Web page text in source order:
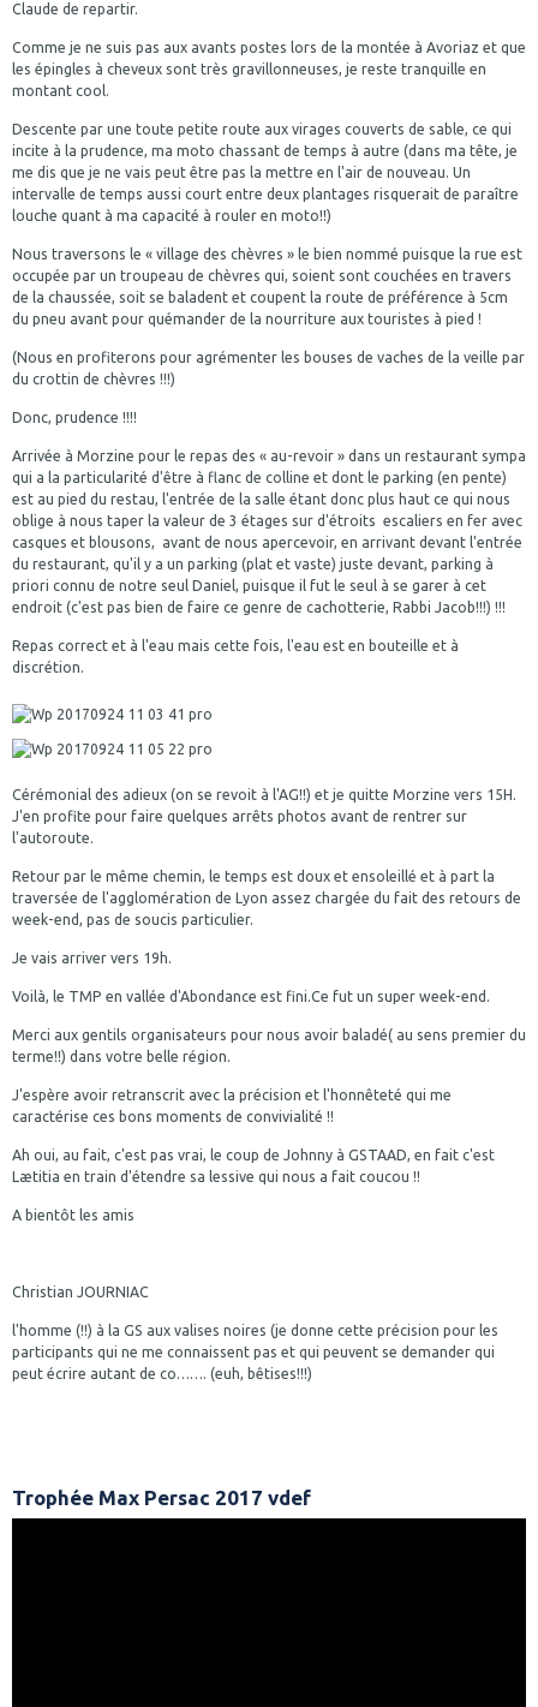
Claude de repartir.
Comme je ne suis pas aux avants postes lors de la montée à Avoriaz et que
les épingles à cheveux sont très gravillonneuses, je reste tranquille en
montant cool.
Descente par une toute petite route aux virages couverts de sable, ce qui
incite à la prudence, ma moto chassant de temps à autre (dans ma tête, je
me dis que je ne vais peut être pas la mettre en l'air de nouveau. Un
intervalle de temps aussi court entre deux plantages risquerait de paraître
louche quant à ma capacité à rouler en moto!!)
Nous traversons le « village des chèvres » le bien nommé puisque la rue est
occupée par un troupeau de chèvres qui, soient sont couchées en travers
de la chaussée, soit se baladent et coupent la route de préférence à 5cm
du pneu avant pour quémander de la nourriture aux touristes à pied !
(Nous en profiterons pour agrémenter les bouses de vaches de la veille par
du crottin de chèvres !!!)
Donc, prudence !!!!
Arrivée à Morzine pour le repas des « au-revoir » dans un restaurant sympa
qui a la particularité d'être à flanc de colline et dont le parking (en pente)
est au pied du restau, l'entrée de la salle étant donc plus haut ce qui nous
oblige à nous taper la valeur de 3 étages sur d'étroits escaliers en fer avec
casques et blousons, avant de nous apercevoir, en arrivant devant l'entrée
du restaurant, qu'il y a un parking (plat et vaste) juste devant, parking à
priori connu de notre seul Daniel, puisque il fut le seul à se garer à cet
endroit (c'est pas bien de faire ce genre de cachotterie, Rabbi Jacob!!!) !!!
Repas correct et à l'eau mais cette fois, l'eau est en bouteille et à
discrétion.
Cérémonial des adieux (on se revoit à l'AG!!) et je quitte Morzine vers 15H.
J'en profite pour faire quelques arrêts photos avant de rentrer sur
l'autoroute.
Retour par le même chemin, le temps est doux et ensoleillé et à part la
traversée de l'agglomération de Lyon assez chargée du fait des retours de
week-end, pas de soucis particulier.
Je vais arriver vers 19h.
Voilà, le TMP en vallée d'Abondance est fini.Ce fut un super week-end.
Merci aux gentils organisateurs pour nous avoir baladé( au sens premier du
terme!!) dans votre belle région.
J'espère avoir retranscrit avec la précision et l'honnêteté qui me
caractérise ces bons moments de convivialité !!
Ah oui, au fait, c'est pas vrai, le coup de Johnny à GSTAAD, en fait c'est
Lætitia en train d'étendre sa lessive qui nous a fait coucou !!
A bientôt les amis
Christian JOURNIAC
l'homme (!!) à la GS aux valises noires (je donne cette précision pour les
participants qui ne me connaissent pas et qui peuvent se demander qui
peut écrire autant de co……. (euh, bêtises!!!)
Trophée Max Persac 2017 vdef